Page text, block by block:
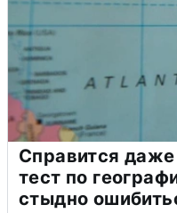
Справится
тест по
стыдно